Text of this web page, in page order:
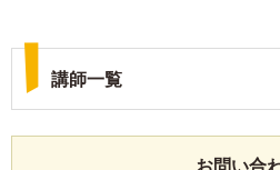
講師一覧
お問い合